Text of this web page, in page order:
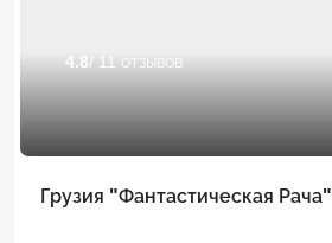
4.8/ 11 отзывов
Грузия "Фантастическая Рача"